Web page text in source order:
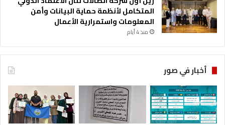
ر
ة
ل
ل
أ
ر
د
ن
المتكامل لأنظمة حماية البيانات وأمن
المعلومات واستمرارية الأعمال
منذ 4 أيام
أخبار في صور